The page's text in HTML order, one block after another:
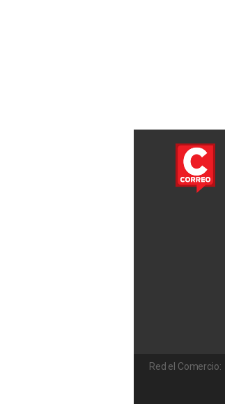
Red el Comercio: